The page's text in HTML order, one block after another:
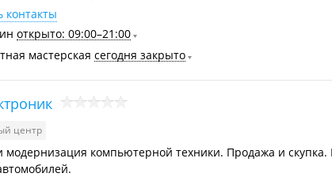
контакты
открыто: 09:00–21:00
мастерская сегодня закрыто
центр
модернизация компьютерной техники. Продажа и скупка.